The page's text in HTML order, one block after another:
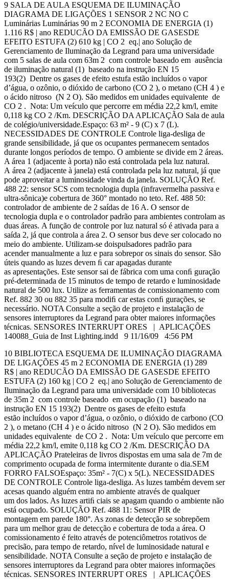
9 SALA DE AULA ESQUEMA DE ILUMINAÇÃO
DIAGRAMA DE LIGAÇÕES 1 SENSOR 2 NC NO C
Luminárias Luminárias 90 m 2 ECONOMIA DE ENERGIA (1)
1.116 R$ | ano REDUCÃO DA EMISSÃO DE GASESDE
EFEITO ESTUFA (2) 610 kg | CO 2 eq.| ano Solução de
Gerenciamento de Iluminação da Legrand para uma universidade
com 5 salas de aula com 63m 2 com controle baseado em ausência
de iluminação natural (1) baseado na instrução EN 15
193(2) Dentre os gases de efeito estufa estão incluídos o vapor
d’água, o ozônio, o dióxido de carbono (CO 2 ), o metano (CH 4 ) e
o ácido nitroso (N 2 O). São medidos em unidades equivalente de
CO 2 . Nota: Um veículo que percorre em média 22,2 km/l, emite
0,118 kg CO 2 /Km. DESCRIÇÃO DA APLICAÇÃO Sala de aula
de colégio/universidade.Espaço: 63 m² - 9 (C) x 7 (L).
NECESSIDADES DE CONTROLE Controle liga-desliga de
grande sensibilidade, já que os ocupantes permanecem sentados
durante longos períodos de tempo. O ambiente se divide em 2 áreas.
A área 1 (adjacente à porta) não está controlada pela luz natural.
A área 2 (adjacente à janela) está controlada pela luz natural, já que
pode aproveitar a luminosidade vinda da janela. SOLUÇÃO Ref.
488 22: sensor SCS com tecnologia dupla (infravermelha passiva e
ultra-sônica)e cobertura de 360° montado no teto. Ref. 488 50:
controlador de ambiente de 2 saídas de 16 A. O sensor de
tecnologia dupla e o controlador padrão para ambientes controlam as
duas áreas. A função de controle por luz natural só é ativada para a
saída 2, já que controla a área 2. O sensor bus deve ser colocado no
meio do ambiente. Utilizam-se doispulsadores padrão para
acender manualmente a luz e para sobrepor os sinais do sensor. São
úteis quando as luzes devem ﬁ car apagadas durante
as apresentações. Este sensor sai de fábrica com uma conﬁ guração
pré-determinada de 15 minutos de tempo de retardo e luminosidade
natural de 500 lux. Utilize as ferramentas de comissionamento com
Ref. 882 30 ou 882 35 para modiﬁ car estas conﬁ gurações, se
necessário. NOTA Consulte a seção de projeto e instalação de
sensores interruptores da Legrand para obter maiores informações
técnicas. SENSORES INTERRUPT ORES | APLICAÇÕES
140088_Guia de Inst Lighting.indd 9 11/16/09 4:56 PM
10 BIBLIOTECA ESQUEMA DE ILUMINAÇÃO DIAGRAMA
DE LIGAÇÕES 45 m 2 ECONOMIA DE ENERGIA (1) 289
R$ | ano REDUCÃO DA EMISSÃO DE GASESDE EFEITO
ESTUFA (2) 160 kg | CO 2 eq.| ano Solução de Gerenciamento de
Iluminação da Legrand para uma universidade com 10 bibliotecas
de 35m 2 com controle baseado em ocupação (1) baseado na
instrução EN 15 193(2) Dentre os gases de efeito estufa
estão incluídos o vapor d’água, o ozônio, o dióxido de carbono (CO
2 ), o metano (CH 4 ) e o ácido nitroso (N 2 O). São medidos em
unidades equivalente de CO 2 . Nota: Um veículo que percorre em
média 22,2 km/l, emite 0,118 kg CO 2 /Km. DESCRIÇÃO DA
APLICAÇÃO Prateleiras de livros dispostas em uma sala de 7m de
comprimento ocupada de forma intermitente durante o dia.SEM
FORRO FALSOEspaço: 35m² - 7(C) x 5(L). NECESSIDADES
DE CONTROLE Controle liga-desliga. As luzes também devem ser
acesas quando alguém entra no ambiente através de qualquer
um dos lados. As luzes artiﬁ ciais se apagam quando o ambiente não
está ocupado. SOLUÇÃO Ref. 488 11: Sensor PIR de
montagem em parede 180°. As zonas de detecção se sobrepõem
para um melhor grau de detecção e cobertura de toda a área. O
comissionamento é feito através de potenciômetros rotativos de
precisão, para tempo de retardo, nível de luminosidade natural e
sensibilidade. NOTA Consulte a seção de projeto e instalação de
sensores interruptores da Legrand para obter maiores informações
técnicas. SENSORES INTERRUPT ORES | APLICAÇÕES